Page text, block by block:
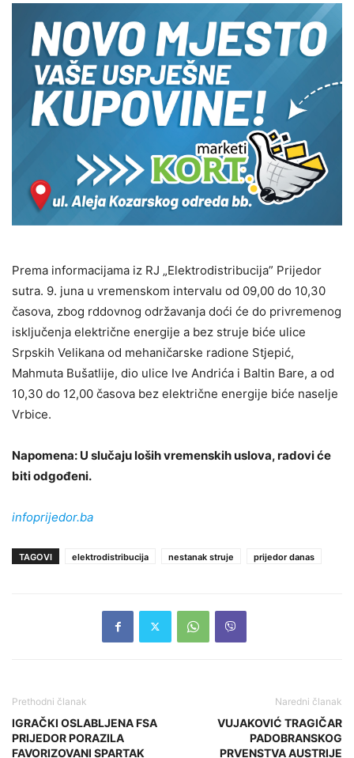
Prema informacijama iz RJ „Elektrodistribucija” Prijedor
sutra. 9. juna u vremenskom intervalu od 09,00 do 10,30
časova, zbog rddovnog održavanja doći će do privremenog
isključenja električne energije a bez struje biće ulice
Srpskih Velikana od mehaničarske radione Stjepić,
Mahmuta Bušatlije, dio ulice Ive Andrića i Baltin Bare, a od
10,30 do 12,00 časova bez električne energije biće naselje
Vrbice.
Napomena: U slučaju loših vremenskih uslova, radovi će
biti odgođeni.
infoprijedor.ba
TAGOVI elektrodistribucija nestanak struje prijedor danas
Prethodni članak
IGRAČKI OSLABLJENA FSA
PRIJEDOR PORAZILA
FAVORIZOVANI SPARTAK
Naredni članak
VUJAKOVIĆ TRAGIČAR
PADOBRANSKOG
PRVENSTVA AUSTRIJE